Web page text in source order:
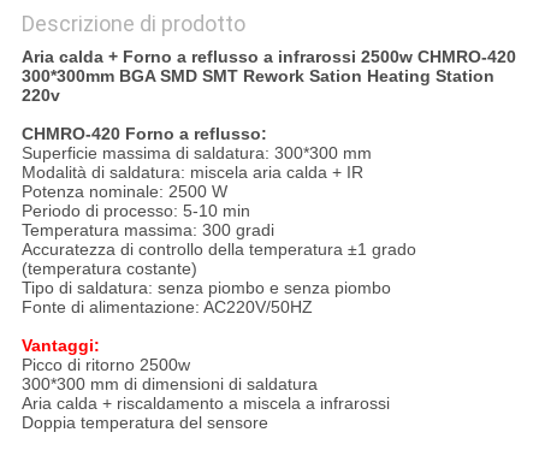
Descrizione di prodotto
Aria calda + Forno a reflusso a infrarossi 2500w CHMRO-420
300*300mm BGA SMD SMT Rework Sation Heating Station
220v
CHMRO-420 Forno a reflusso:
Superficie massima di saldatura: 300*300 mm
Modalità di saldatura: miscela aria calda + IR
Potenza nominale: 2500 W
Periodo di processo: 5-10 min
Temperatura massima: 300 gradi
Accuratezza di controllo della temperatura ±1 grado
(temperatura costante)
Tipo di saldatura: senza piombo e senza piombo
Fonte di alimentazione: AC220V/50HZ
Vantaggi:
Picco di ritorno 2500w
300*300 mm di dimensioni di saldatura
Aria calda + riscaldamento a miscela a infrarossi
Doppia temperatura del sensore